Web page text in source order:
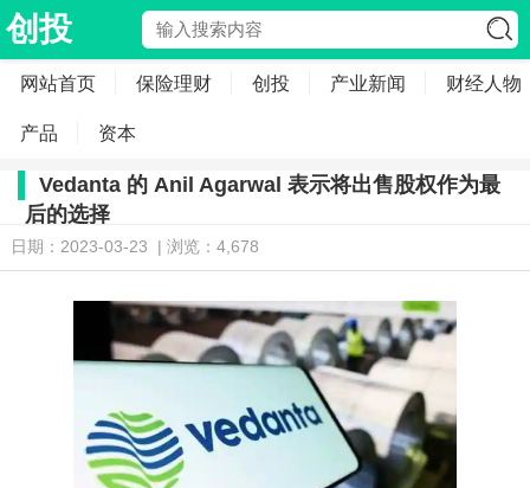
创投
网站首页 保险理财 创投 产业新闻 财经人物
产品 资本
Vedanta 的 Anil Agarwal 表示将出售股权作为最
后的选择
日期：2023-03-23 | 浏览：4,678